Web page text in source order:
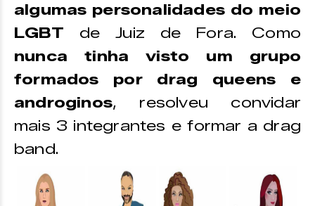
algumas personalidades do meio
LGBT de Juiz de Fora. Como
nunca tinha visto um grupo
formados por drag queens e
androginos, resolveu convidar
mais 3 integrantes e formar a drag
band.